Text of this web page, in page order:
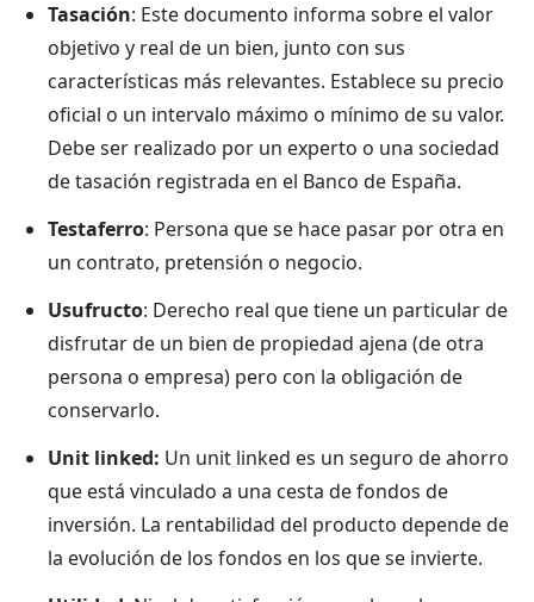
Tasación: Este documento informa sobre el valor
objetivo y real de un bien, junto con sus
características más relevantes. Establece su precio
oficial o un intervalo máximo o mínimo de su valor.
Debe ser realizado por un experto o una sociedad
de tasación registrada en el Banco de España.
Testaferro: Persona que se hace pasar por otra en
un contrato, pretensión o negocio.
Usufructo: Derecho real que tiene un particular de
disfrutar de un bien de propiedad ajena (de otra
persona o empresa) pero con la obligación de
conservarlo.
Unit linked: Un unit linked es un seguro de ahorro
que está vinculado a una cesta de fondos de
inversión. La rentabilidad del producto depende de
la evolución de los fondos en los que se invierte.